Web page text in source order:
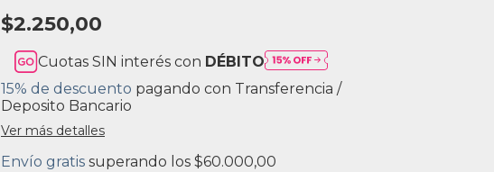
$2.250,00
Cuotas SIN interés con DÉBITO
15% de descuento pagando con Transferencia /
Deposito Bancario
Ver más detalles
Envío gratis superando los $60.000,00